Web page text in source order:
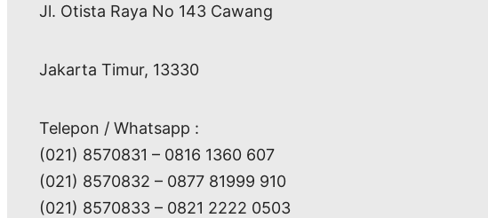
Jl. Otista Raya No 143 Cawang
Jakarta Timur, 13330
Telepon / Whatsapp :
(021) 8570831 – 0816 1360 607
(021) 8570832 – 0877 81999 910
(021) 8570833 – 0821 2222 0503